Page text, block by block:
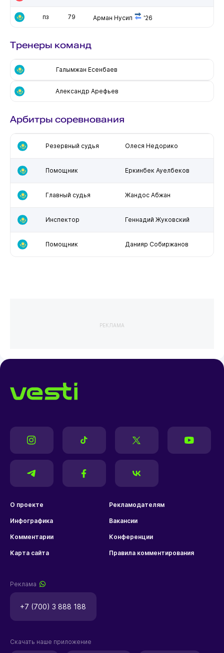
пз 79 Арман Нусип '26
Тренеры команд
Галымжан Есенбаев
Александр Арефьев
Арбитры соревнования
Резервный судья Олеся Недорико
Помощник Еркинбек Ауелбеков
Главный судья Жандос Абжан
Инспектор Геннадий Жуковский
Помощник Данияр Собиржанов
РЕКЛАМА
О проекте Рекламодателям
Инфографика Вакансии
Комментарии Конференции
Карта сайта Правила комментирования
Реклама
+7 (700) 3 888 188
Скачать наше приложение